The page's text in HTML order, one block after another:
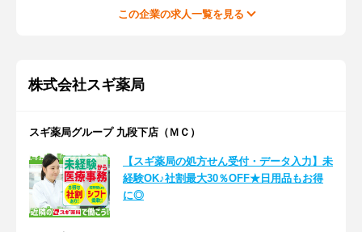
この企業の求人一覧を見る
株式会社スギ薬局
スギ薬局グループ 九段下店（ＭＣ）
【スギ薬局の処方せん受付・データ入力】未
経験OK♪社割最大30％OFF★日用品もお得
に◎